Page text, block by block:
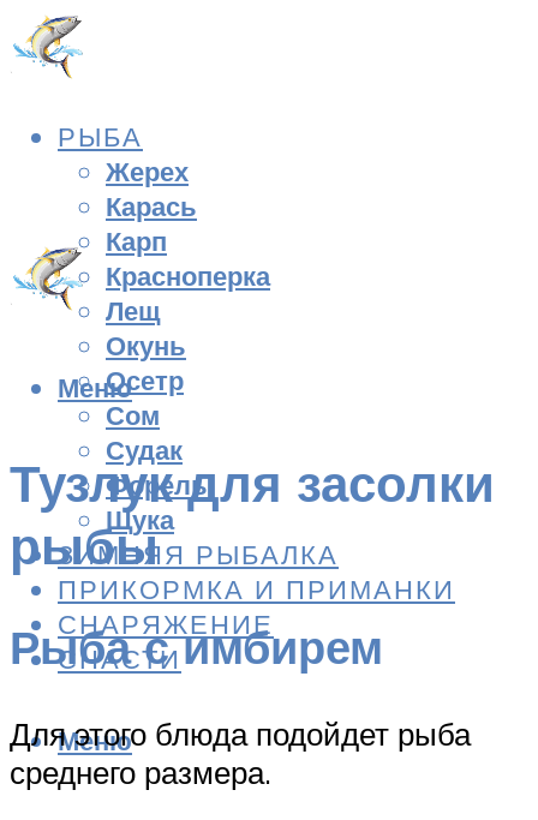
РЫБА
Жерех
Карась
Карп
Красноперка
Лещ
Окунь
Осетр
Сом
Судак
Форель
Щука
ЗИМНЯЯ РЫБАЛКА
ПРИКОРМКА И ПРИМАНКИ
СНАРЯЖЕНИЕ
СНАСТИ
Меню
Меню
Тузлук для засолки
рыбы
Рыба с имбирем
Для этого блюда подойдет рыба
среднего размера.